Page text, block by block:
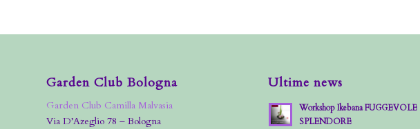
Garden Club Bologna
Garden Club Camilla Malvasia
Via D’Azeglio 78 – Bologna
Ultime news
Workshop Ikebana FUGGEVOLE
SPLENDORE